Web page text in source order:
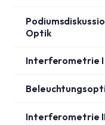
Optik
Interferometrie I
Interferometrie II